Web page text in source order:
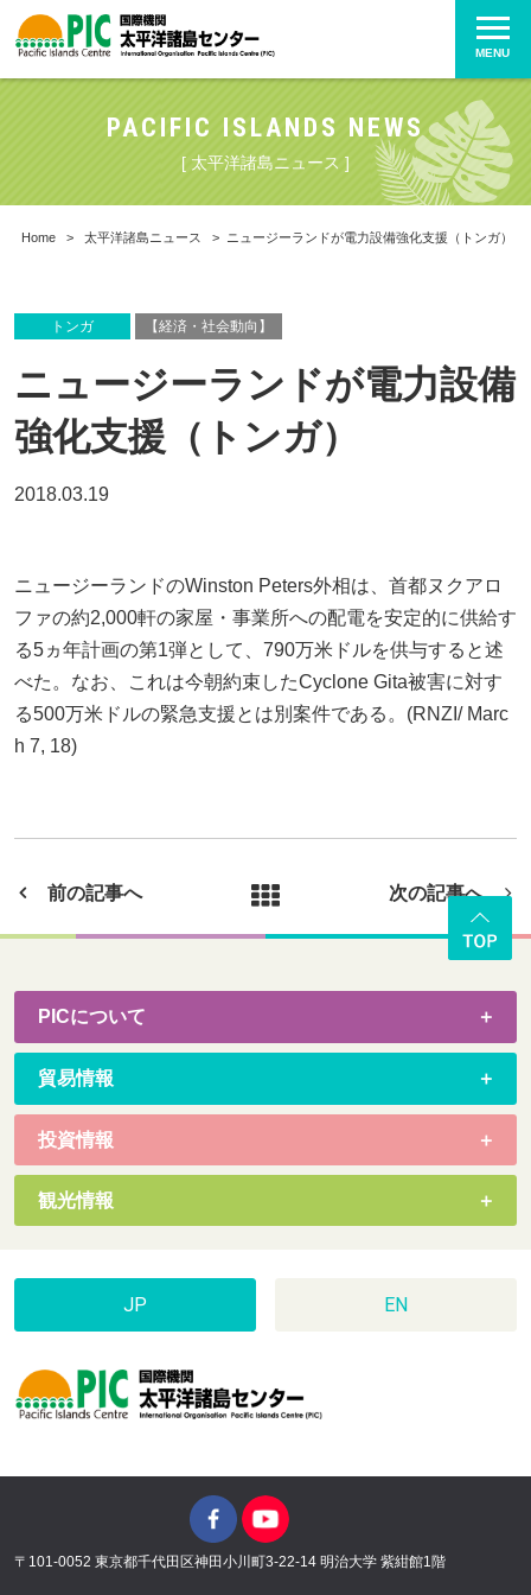
MENU
PACIFIC ISLANDS NEWS
[ 太平洋諸島ニュース ]
Home > 太平洋諸島ニュース > ニュージーランドが電力設備強化支援（トンガ）
トンガ 【経済・社会動向】
ニュージーランドが電力設備
強化支援（トンガ）
2018.03.19
ニュージーランドのWinston Peters外相は、首都ヌクアロ
ファの約2,000軒の家屋・事業所への配電を安定的に供給す
る5ヵ年計画の第1弾として、790万米ドルを供与すると述
べた。なお、これは今朝約束したCyclone Gita被害に対す
る500万米ドルの緊急支援とは別案件である。(RNZI/ Marc
h 7, 18)
前の記事へ 次の記事へ
PICについて
貿易情報
投資情報
観光情報
JP EN
〒101-0052 東京都千代田区神田小川町3-22-14 明治大学 紫紺館1階